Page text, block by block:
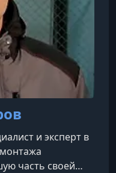
и эксперт в
часть своей